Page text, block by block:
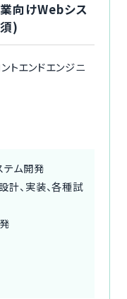
向けWebシス
)
トエンドエンジニ
テム開発
計、実装、各種試